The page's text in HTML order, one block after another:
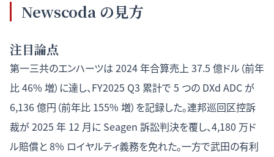
Newscoda の見方
注目論点
第一三共のエンハーツは 2024 年合算売上 37.5 億ドル（前年
比 46% 増）に達し、FY2025 Q3 累計で 5 つの DXd ADC が
6,136 億円（前年比 155% 増）を記録した。連邦巡回区控訴
裁が 2025 年 12 月に Seagen 訴訟判決を覆し、4,180 万ド
ル賠償と 8% ロイヤルティ義務を免れた。一方で武田の有利